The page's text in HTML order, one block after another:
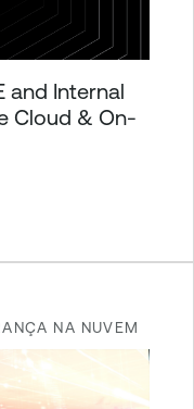
and Internal
Cloud & On-
NA NUVEM